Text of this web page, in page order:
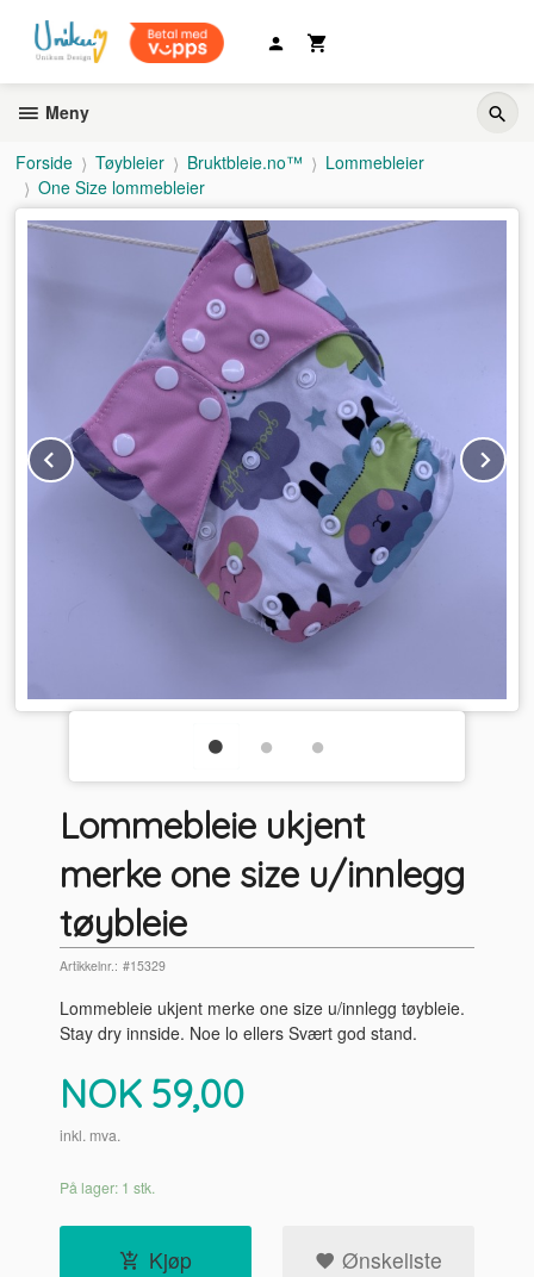
innholdet
Meny
Forside Tøybleier Bruktbleie.no™
Lommebleier
One Size lommebleier
Prev
Lommebleie ukjent
merke one size u/innlegg
tøybleie
Artikkelnr.: #15329
Lommebleie ukjent merke one size u/innlegg tøybleie.
Stay dry innside. Noe lo ellers Svært god stand.
Pris
NOK 59,00
inkl. mva.
På lager: 1 stk.
Kjøp Ønskeliste